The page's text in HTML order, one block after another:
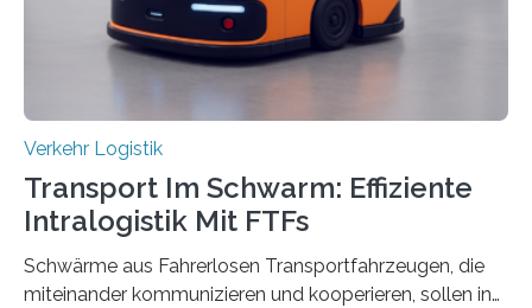
Mai 2025…
Verkehr Logistik
Transport Im Schwarm: Effiziente
Intralogistik Mit FTFs
Schwärme aus Fahrerlosen Transportfahrzeugen, die
miteinander kommunizieren und kooperieren, sollen in